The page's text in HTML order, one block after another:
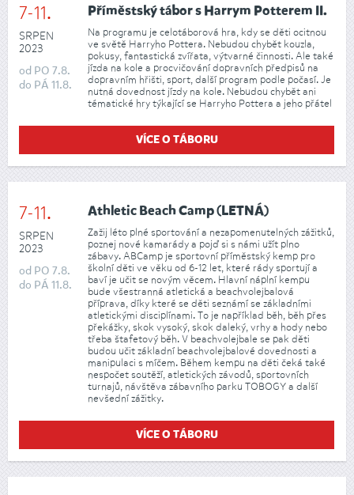
7-11.
SRPEN
2023
od PO 7.8.
do PÁ 11.8.
Příměstský tábor s Harrym Potterem II.
Na programu je celotáborová hra, kdy se děti ocitnou
ve světě Harryho Pottera. Nebudou chybět kouzla,
pokusy, fantastická zvířata, výtvarné činnosti. Ale také
jízda na kole a procvičování dopravních předpisů na
dopravním hřišti, sport, další program podle počasí. Je
nutná dovednost jízdy na kole. Nebudou chybět ani
tématické hry týkající se Harryho Pottera a jeho přátel
VÍCE O TÁBORU
7-11.
SRPEN
2023
od PO 7.8.
do PÁ 11.8.
Athletic Beach Camp (LETNÁ)
Zažij léto plné sportování a nezapomenutelných zážitků,
poznej nové kamarády a pojď si s námi užít plno
zábavy. ABCamp je sportovní příměstský kemp pro
školní děti ve věku od 6-12 let, které rády sportují a
baví je učit se novým věcem. Hlavní náplní kempu
bude všestranná atletická a beachvolejbalová
příprava, díky které se děti seznámí se základními
atletickými disciplínami. To je například běh, běh přes
překážky, skok vysoký, skok daleký, vrhy a hody nebo
třeba štafetový běh. V beachvolejbale se pak děti
budou učit základní beachvolejbalové dovednosti a
manipulaci s míčem. Během kempu na děti čeká také
nespočet soutěží, atletických závodů, sportovních
turnajů, návštěva zábavního parku TOBOGY a další
nevšední zážitky.
VÍCE O TÁBORU